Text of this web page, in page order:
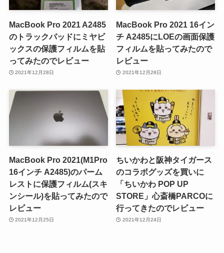
MacBook Pro 2021 A2485
のトラックパッドにミヤビ
ックスの保護フィルムを貼
ってみたのでレビュー
2021年12月28日
MacBook Pro 2021 16イン
チ A2485にLOEの画面保護
フィルムを貼ってみたので
レビュー
2021年12月28日
MacBook Pro 2021(M1Pro
16インチ A2485)のパーム
レストに保護フィルム(スキ
ンシール)を貼ってみたので
レビュー
2021年12月25日
ちいかわと阪神タイガース
のコラボグッズを買いに
「ちいかわ POP UP
STORE」心斎橋PARCOに
行ってきたのでレビュー
2021年12月24日